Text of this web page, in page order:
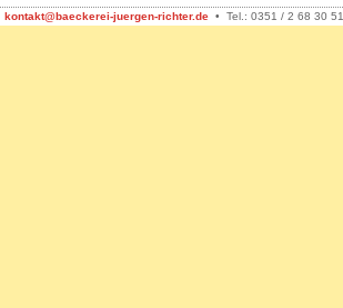
kontakt@baeckerei-juergen-richter.de • Tel.: 0351 / 2 68 30 51